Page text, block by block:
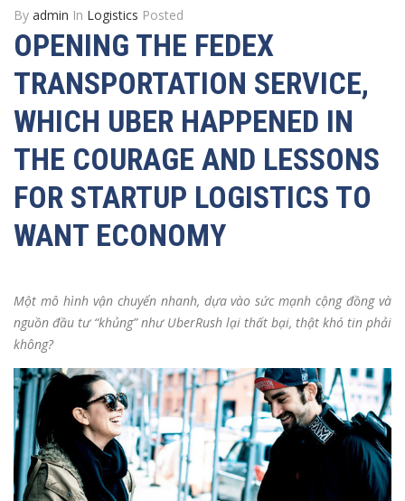
By admin In Logistics Posted
OPENING THE FEDEX
TRANSPORTATION SERVICE,
WHICH UBER HAPPENED IN
THE COURAGE AND LESSONS
FOR STARTUP LOGISTICS TO
WANT ECONOMY
Một mô hình vận chuyển nhanh, dựa vào sức mạnh cộng đồng và
nguồn đầu tư “khủng” như UberRush lại thất bại, thật khó tin phải
không?